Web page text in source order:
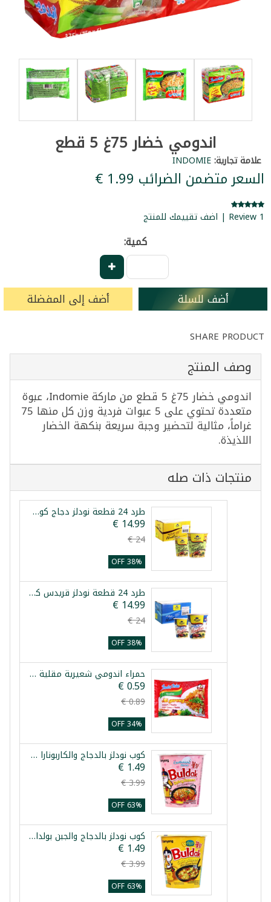
اندومي خضار 75غ 5 قطع
علامة تجارية:INDOMIE
السعر متضمن الضرائب ‏1.99 €
1 Review | اضف تقييمك للمنتج
كمية:
أضف للسلة أضف إلى المفضلة
SHARE PRODUCT
وصف المنتج
اندومي خضار 75غ 5 قطع من ماركة Indomie، عبوة
متعددة تحتوي على 5 عبوات فردية وزن كل منها 75
غراماً، مثالية لتحضير وجبة سريعة بنكهة الخضار
اللذيذة.
منتجات ذات صله
طرد 24 قطعة نودلز دجاج كوب أطلس فود 60غ
38% OFF
طرد 24 قطعة نودلز قريدس كوب أطلس فود 60غ
38% OFF
حمراء اندومي شعيرية مقلية 80غ
34% OFF
كوب نودلز بالدجاج والكاربونارا بولداك 70غ
63% OFF
كوب نودلز بالدجاج والجبن بولداك 70غ
63% OFF